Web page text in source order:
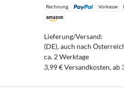
Rechnung Vorkasse
Lieferung/Versand:
(DE), auch nach
ca. 2 Werktage
3,99 € Versandkosten,